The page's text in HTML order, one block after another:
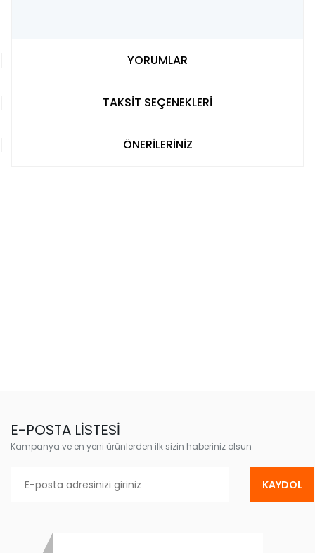
YORUMLAR
TAKSİT SEÇENEKLERİ
ÖNERİLERİNİZ
E-POSTA LİSTESİ
Kampanya ve en yeni ürünlerden ilk sizin haberiniz olsun
KAYDOL